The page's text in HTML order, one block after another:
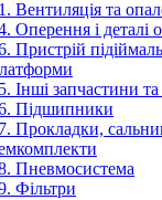
Вентиляція та
Оперення і деталі
Пристрій
Інші запчастини та
Підшипники
Прокладки,
Пневмосистема
Фільтри